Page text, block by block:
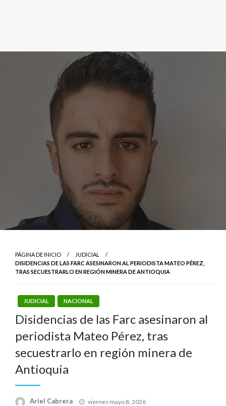
PÁGINA DE INICIO
JUDICIAL
DISIDENCIAS DE LAS FARC ASESINARON AL PERIODISTA MATEO PÉREZ,
TRAS SECUESTRARLO EN REGIÓN MINERA DE ANTIOQUIA
JUDICIAL NACIONAL
Disidencias de las Farc asesinaron al
periodista Mateo Pérez, tras
secuestrarlo en región minera de
Antioquia
Ariel Cabrera
Publicado
viernes mayo 8, 2026